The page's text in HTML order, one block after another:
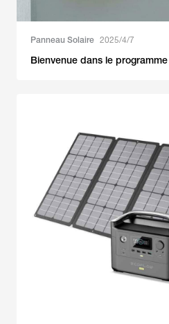
Panneau Solaire 2025/4/7
Bienvenue dans le